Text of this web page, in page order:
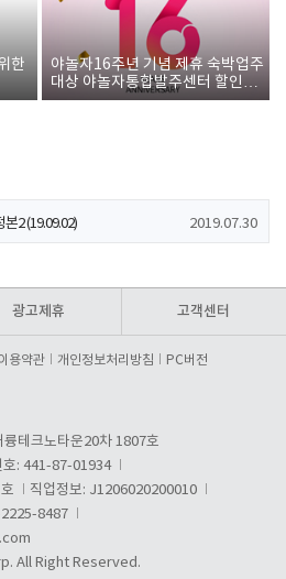
한
야놀자16주년 기념 제휴 숙박업주
대상 야놀자통합발주센터 할인쿠
폰 증정
(19.09.02)
2 (19.09.02) 2019.07.30
광고제휴 고객센터
용약관 개인정보처리방침 PC버전
테크노타운20차 1807호
호: 441-87-01934
직업정보: J1206020200010
8487
All Right Reserved.